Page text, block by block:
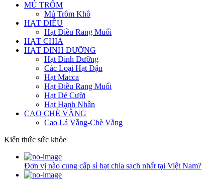
MỦ TRÔM
Mủ Trôm Khô
HẠT ĐIỀU
Hạt Điều Rang Muối
HẠT CHIA
HẠT DINH DƯỠNG
Hạt Dinh Dưỡng
Các Loại Hạt Đậu
Hạt Macca
Hạt Điều Rang Muối
Hạt Dẻ Cười
Hạt Hạnh Nhân
CAO CHÈ VẰNG
Cao Lá Vằng-Chè Vằng
Kiến thức sức khỏe
Đơn vị nào cung cấp sỉ hạt chia sạch nhất tại Việt Nam?